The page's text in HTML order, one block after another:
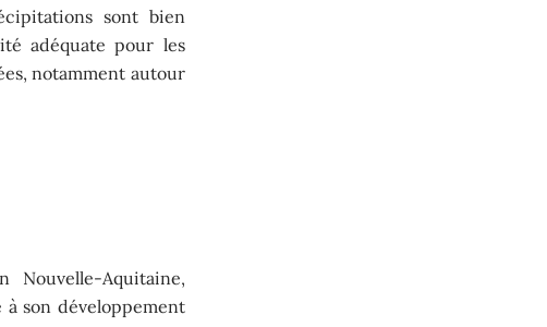
sont bien
adéquate pour les
notamment autour
Aquitaine,
son développement